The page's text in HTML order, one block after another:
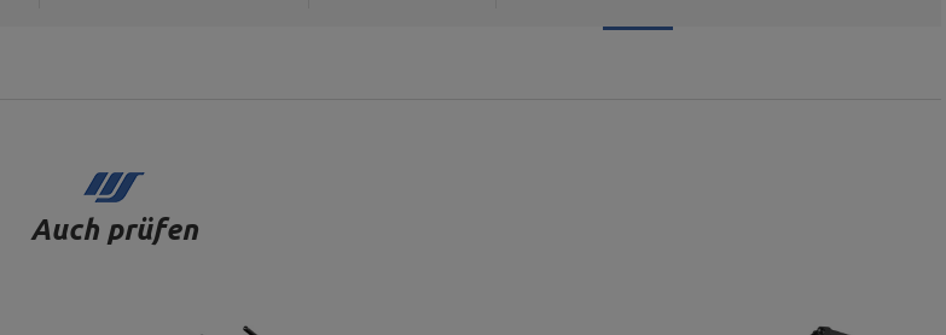
Auch prüfen